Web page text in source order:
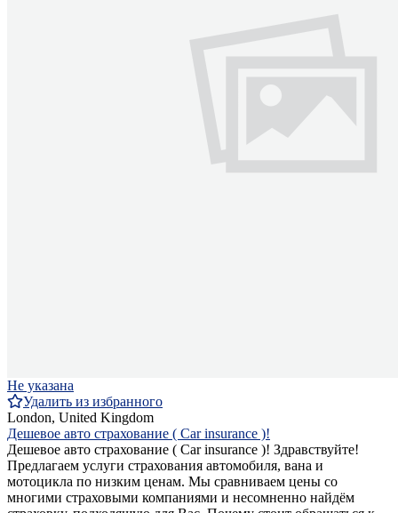
Не указана
Удалить из избранного
London, United Kingdom
Дешевое авто страхование ( Car insurance )!
Дешевое авто страхование ( Car insurance )! Здравствуйте!
Предлагаем услуги страхования автомобиля, вана и
мотоцикла по низким ценам. Мы сравниваем цены со
многими страховыми компаниями и несомненно найдём